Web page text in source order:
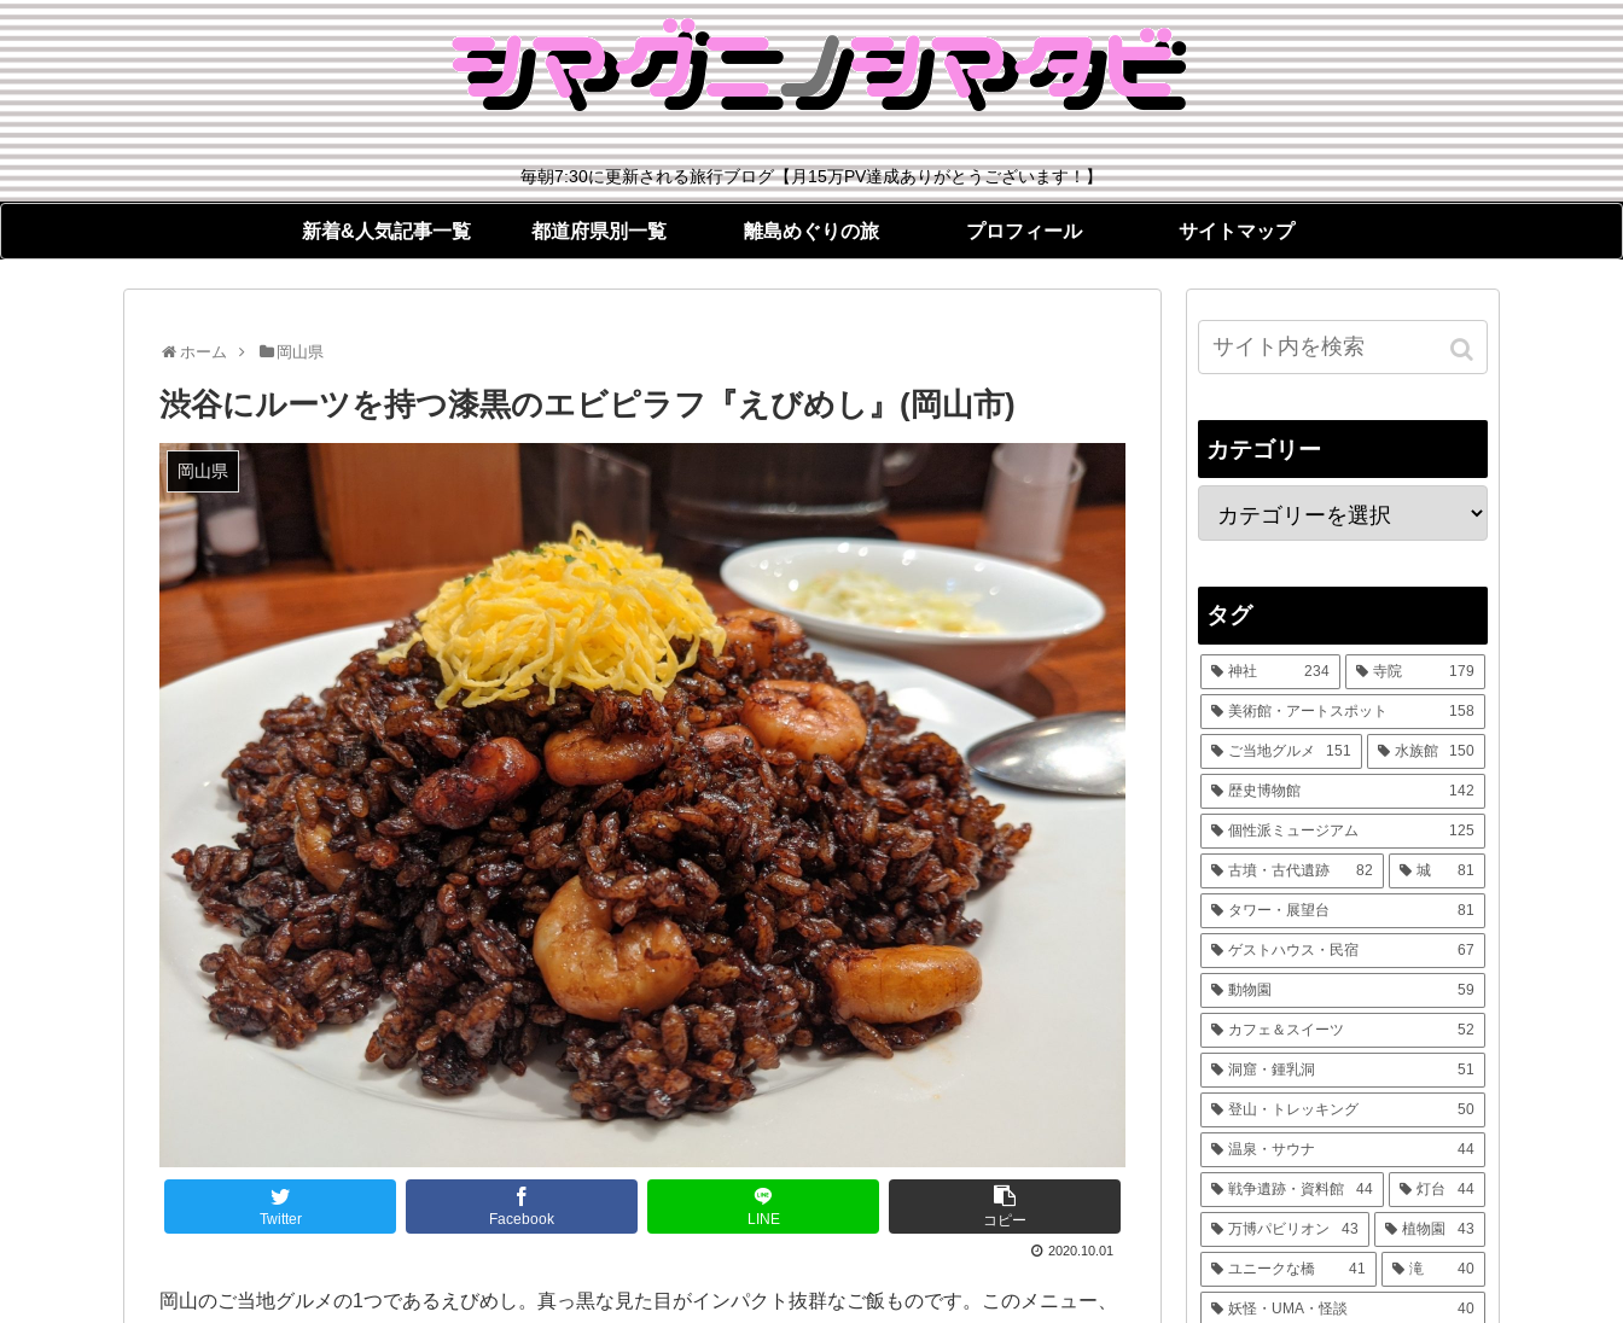
毎朝7:30に更新される旅行ブログ【月15万PV達成ありがとうございます！】
新着&人気記事一覧 都道府県別一覧 離島めぐりの旅 プロフィール サイトマップ
ホーム 岡山県
渋谷にルーツを持つ漆黒のエビピラフ『えびめし』(岡山市)
岡山県
Twitter Facebook LINE コピー
2020.10.01
岡山のご当地グルメの1つであるえびめし。真っ黒な見た目がインパクト抜群なご飯ものです。このメニュー、
カテゴリー
タグ
神社 234 寺院 179
美術館・アートスポット 158
ご当地グルメ 151 水族館 150
歴史博物館 142
個性派ミュージアム 125
古墳・古代遺跡 82 城 81
タワー・展望台 81
ゲストハウス・民宿 67
動物園 59
カフェ＆スイーツ 52
洞窟・鍾乳洞 51
登山・トレッキング 50
温泉・サウナ 44
戦争遺跡・資料館 44 灯台 44
万博パビリオン 43 植物園 43
ユニークな橋 41 滝 40
妖怪・UMA・怪談 40